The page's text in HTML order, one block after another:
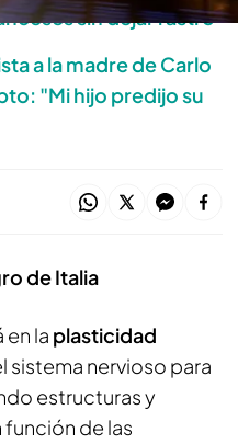
sin dejar rastro
a la madre de Carlo
"Mi hijo predijo su
de Italia
en la plasticidad
sistema nervioso para
estructuras y
de las